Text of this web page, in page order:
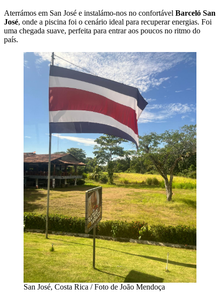
Aterrámos em San José e instalámo-nos no confortável Barceló San
José, onde a piscina foi o cenário ideal para recuperar energias. Foi
uma chegada suave, perfeita para entrar aos poucos no ritmo do
país.
San José, Costa Rica / Foto de João Mendoça